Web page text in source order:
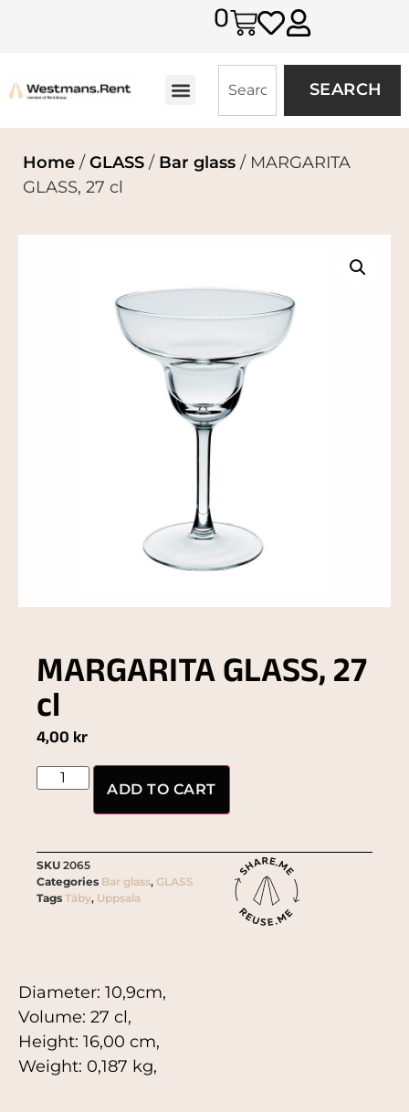
0
SEARCH
Home / GLASS / Bar glass / MARGARITA
GLASS, 27 cl
MARGARITA GLASS, 27
cl
4,00 kr
ADD TO CART
SKU 2065
Categories Bar glass, GLASS
Tags Täby, Uppsala
Diameter: 10,9cm,
Volume: 27 cl,
Height: 16,00 cm,
Weight: 0,187 kg,